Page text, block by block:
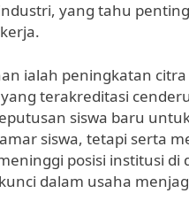
yang tahu
ialah peningkatan
terakreditasi
siswa baru
siswa, tetapi serta
posisi institusi
dalam usaha